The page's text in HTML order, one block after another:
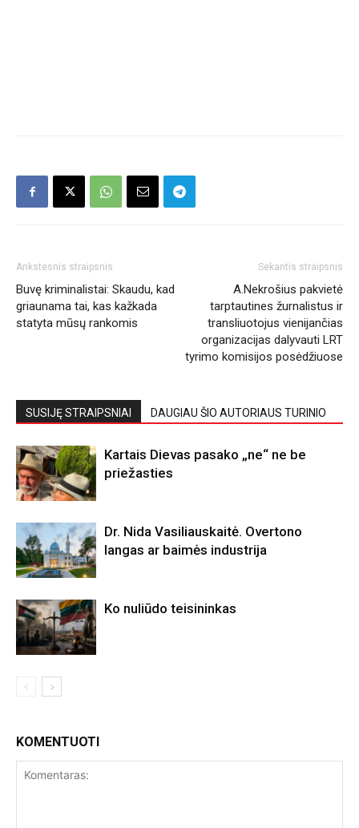
Ankstesnis straipsnis
Buvę kriminalistai: Skaudu, kad
griaunama tai, kas kažkada
statyta mūsų rankomis
Sekantis straipsnis
A.Nekrošius pakvietė
tarptautines žurnalistus ir
transliuotojus vienijančias
organizacijas dalyvauti LRT
tyrimo komisijos posėdžiuose
SUSIJĘ STRAIPSNIAI DAUGIAU ŠIO AUTORIAUS TURINIO
Kartais Dievas pasako „ne“ ne be
priežasties
Dr. Nida Vasiliauskaitė. Overtono
langas ar baimės industrija
Ko nuliūdo teisininkas
KOMENTUOTI